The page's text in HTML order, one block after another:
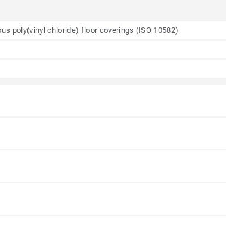
poly(vinyl chloride) floor coverings (ISO 10582)